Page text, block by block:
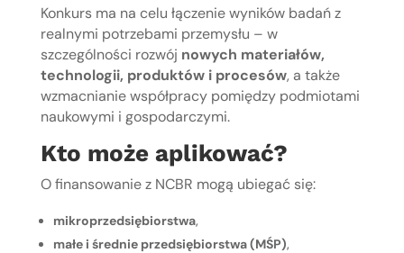
Konkurs ma na celu łączenie wyników badań z
realnymi potrzebami przemysłu – w
szczególności rozwój nowych materiałów,
technologii, produktów i procesów, a także
wzmacnianie współpracy pomiędzy podmiotami
naukowymi i gospodarczymi.
Kto może aplikować?
O finansowanie z NCBR mogą ubiegać się:
mikroprzedsiębiorstwa,
małe i średnie przedsiębiorstwa (MŚP),